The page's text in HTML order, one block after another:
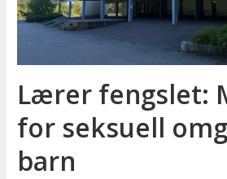
Lærer fengslet:
for seksuell
barn